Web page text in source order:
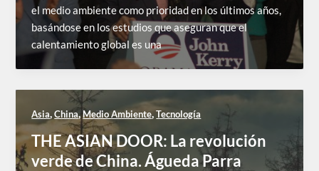
el medio ambiente como prioridad en los últimos años,
basándose en los estudios que aseguran que el
calentamiento global es una
Asia,China,Medio Ambiente,Tecnología
THE ASIAN DOOR: La revolución
verde de China. Águeda Parra